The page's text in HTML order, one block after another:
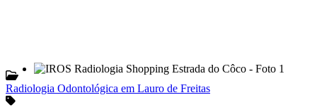
Radiologia Odontológica em Lauro de Freitas